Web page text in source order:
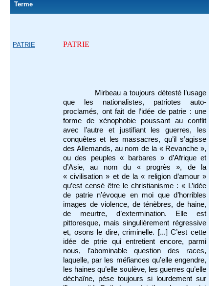
Terme
PATRIE PATRIE
Mirbeau a toujours détesté l’usage
que les nationalistes, patriotes auto-
proclamés, ont fait de l’idée de patrie : une
forme de xénophobie poussant au conflit
avec l’autre et justifiant les guerres, les
conquêtes et les massacres, qu’il s’agisse
des Allemands, au nom de la « Revanche »,
ou des peuples « barbares » d’Afrique et
d’Asie, au nom du « progrès », de la
« civilisation » et de la « religion d’amour »
qu’est censé être le christianisme : « L’idée
de patrie n’évoque en moi que d’horribles
images de violence, de ténèbres, de haine,
de meurtre, d’extermination. Elle est
pittoresque, mais singulièrement régressive
et, osons le dire, criminelle. [...] C’est cette
idée de ptrie qui entretient encore, parmi
nous, l’abominable question des races,
laquelle, par les méfiances qu’elle engendre,
les haines qu’elle soulève, les guerres qu’elle
déchaîne, pèse toujours si lourdement sur